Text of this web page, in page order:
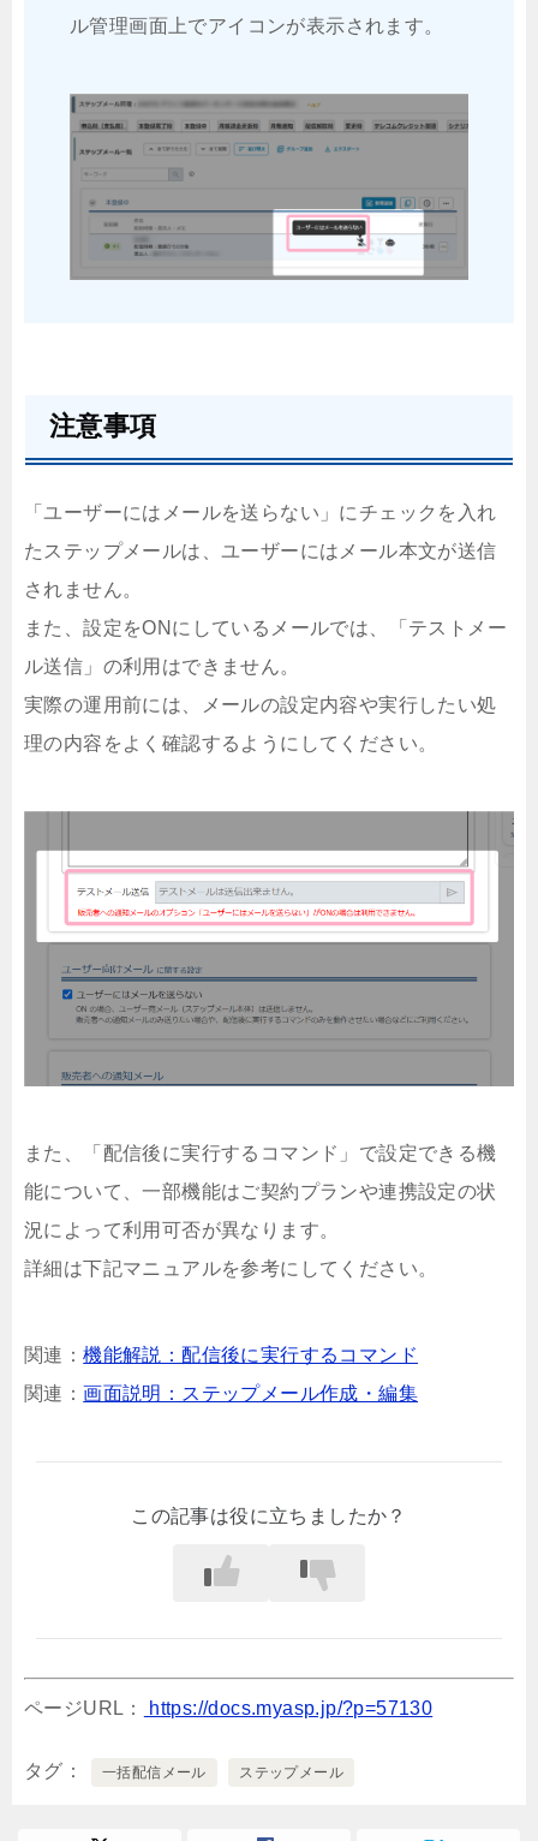
ル管理画面上でアイコンが表示されます。
注意事項
「ユーザーにはメールを送らない」にチェックを入れ
たステップメールは、ユーザーにはメール本文が送信
されません。
また、設定をONにしているメールでは、「テストメー
ル送信」の利用はできません。
実際の運用前には、メールの設定内容や実行したい処
理の内容をよく確認するようにしてください。
また、「配信後に実行するコマンド」で設定できる機
能について、一部機能はご契約プランや連携設定の状
況によって利用可否が異なります。
詳細は下記マニュアルを参考にしてください。
関連：機能解説：配信後に実行するコマンド
関連：画面説明：ステップメール作成・編集
この記事は役に立ちましたか？
ページURL： https://docs.myasp.jp/?p=57130
タグ 一括配信メール ステップメール